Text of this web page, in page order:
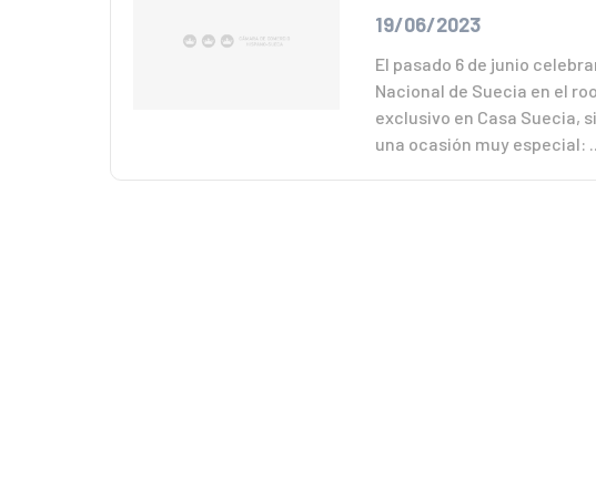
19/06/2023
El pasado 6 de junio
Nacional de Suecia en el
exclusivo en Casa Suecia,
una ocasión muy especial: ...